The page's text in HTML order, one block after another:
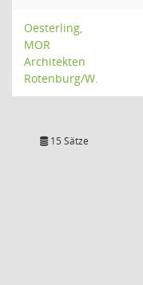
Oesterling,
MOR
Architekten
Rotenburg/W.
15 Sätze